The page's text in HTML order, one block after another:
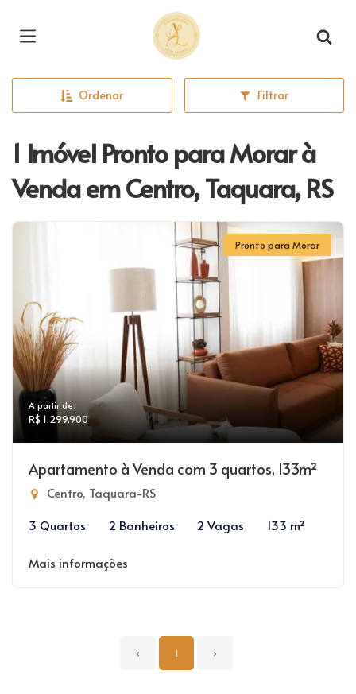
Página inicial
Ordenar Filtrar
1 Imóvel Pronto para Morar à
Venda em Centro, Taquara, RS
Pronto para Morar
A partir de:
R$ 1.299.900
Apartamento à Venda com 3 quartos, 133m²
Centro, Taquara-RS
3 Quartos
2 Banheiros 2 Vagas 133 m²
Mais informações
‹ 1 ›